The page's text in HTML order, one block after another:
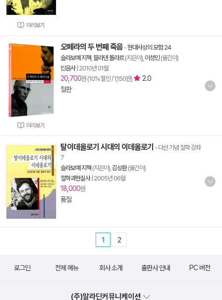
미리보기
미리보기
오페라의 두 번째 죽음 -현대사상의 모험 24
슬라보예 지젝 믈라덴 돌라르(지은이), 이성민(옮긴이)
민음사| 2010년 01월
20,700원 (10% 할인 / 1,150원)
2.0
절판
탈이데올로기 시대의 이데올로기 - 다산 기념 철학 강좌
7
슬라보예 지젝 (지은이), 김상환(옮긴이)
철학과현실사| 2005년 06월
18,000원
품절
1 2
로그인 전체 메뉴 회사 소개 출판사 안내 PC 버전
(주)알라딘커뮤니케이션